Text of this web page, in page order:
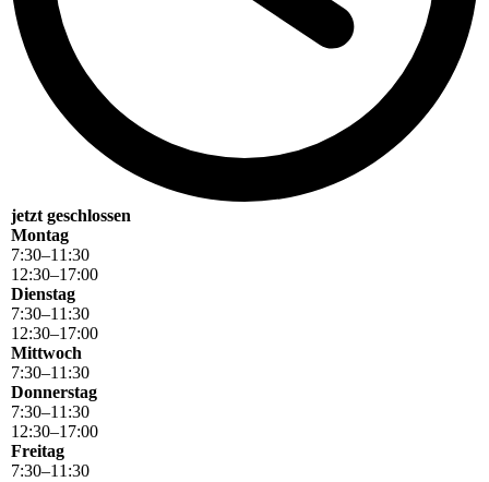
jetzt geschlossen
Montag
7:30–11 :30
12:30–17:00
Dienstag
7:30–11 :30
12:30–17:00
Mittwoch
7:30–11 :30
Donnerstag
7:30–11 :30
12:30–17:00
Freitag
7:30–11 :30